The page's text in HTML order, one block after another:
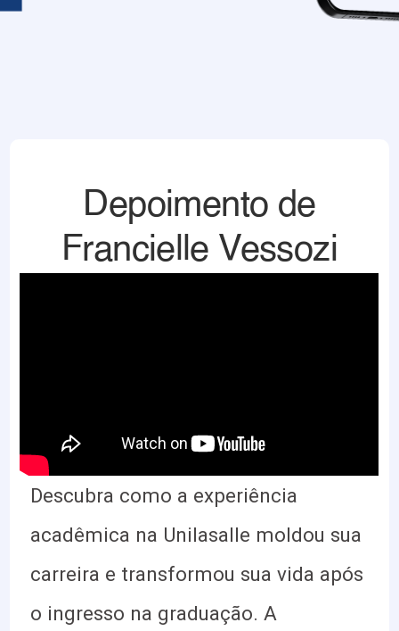
Depoimento de
Francielle Vessozi
Descubra como a experiência
acadêmica na Unilasalle moldou sua
carreira e transformou sua vida após
o ingresso na graduação. A